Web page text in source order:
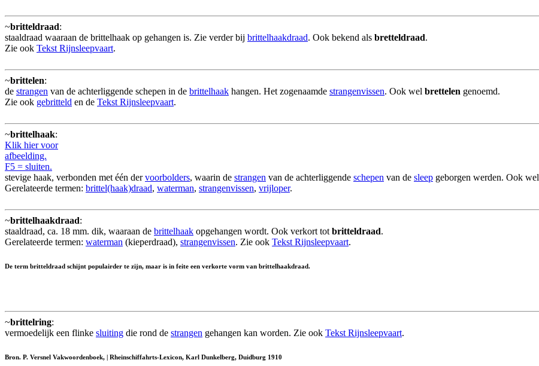
~britteldraad:
staaldraad waaraan de brittelhaak op gehangen is. Zie verder bij brittelhaakdraad. Ook bekend als bretteldraad.
Zie ook Tekst Rijnsleepvaart.
~brittelen:
de strangen van de achterliggende schepen in de brittelhaak hangen. Het zogenaamde strangenvissen. Ook wel brettelen genoemd.
Zie ook gebritteld en de Tekst Rijnsleepvaart.
~brittelhaak:
Klik hier voor
afbeelding.
F5 = sluiten.
stevige haak, verbonden met één dervoorbolders, waarin de strangen van de achterliggende schepen van de sleep geborgen werden. Ook wel
Gerelateerde termen: brittel(haak)draad, waterman, strangenvissen, vrijloper.
~brittelhaakdraad:
staaldraad, ca. 18 mm. dik, waaraan de brittelhaak opgehangen wordt. Ook verkort tot britteldraad.
Gerelateerde termen: waterman (kieperdraad), strangenvissen. Zie ook Tekst Rijnsleepvaart.
De term britteldraad schijnt populairder te zijn, maar is in feite een verkorte vorm van brittelhaakdraad.
~brittelring:
vermoedelijk een flinke sluiting die rond de strangen gehangen kan worden. Zie ook Tekst Rijnsleepvaart.
Bron. P. Versnel Vakwoordenboek, | Rheinschiffahrts-Lexicon, Karl Dunkelberg, Duidburg 1910